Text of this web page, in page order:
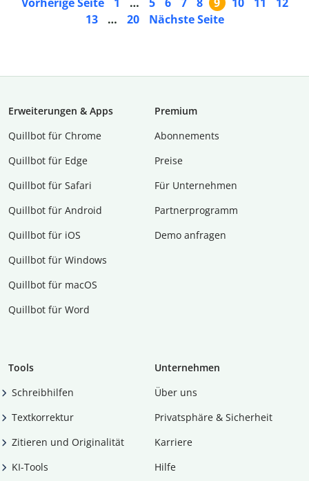
13
… 20 Nächste Seite
Erweiterungen & Apps
Quillbot für Chrome
Quillbot für Edge
Quillbot für Safari
Quillbot für Android
Quillbot für iOS
Quillbot für Windows
Quillbot für macOS
Quillbot für Word
Premium
Abon­ne­ments
Preise
Für Unternehmen
Partnerprogramm
Demo anfragen
Tools
Schreibhilfen
Textkorrektur
Zitieren und Originalität
KI-Tools
Unternehmen
Über uns
Privatsphäre & Sicherheit
Karriere
Hilfe